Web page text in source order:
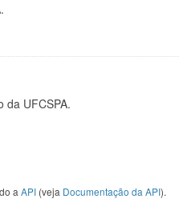
da UFCSPA.
a API (veja Documentação da API).